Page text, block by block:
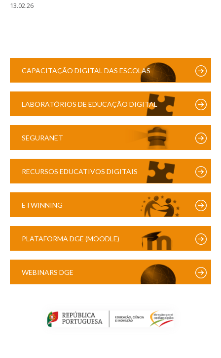
13.02.26
CAPACITAÇÃO DIGITAL DAS ESCOLAS
LABORATÓRIOS DE EDUCAÇÃO DIGITAL
SEGURANET
RECURSOS EDUCATIVOS DIGITAIS
ETWINNING
PLATAFORMA DGE (MOODLE)
WEBINARS DGE